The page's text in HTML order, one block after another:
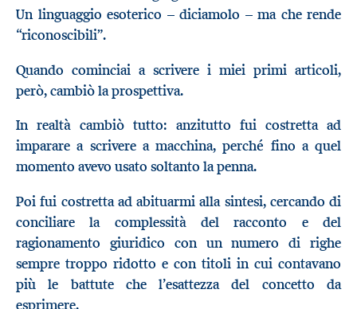
Un linguaggio esoterico – diciamolo –ma che rende
“riconoscibili”.
Quando cominciai a scrivere i miei primi articoli,
però, cambiò la prospettiva.
In realtà cambiò tutto: anzitutto fui costretta ad
imparare a scrivere a macchina, perché fino a quel
momento avevo usato soltanto la penna.
Poi fui costretta ad abituarmi alla sintesi, cercando di
conciliare la complessità del racconto e del
ragionamento giuridico con un numero di righe
sempre troppo ridotto e con titoli in cui contavano
più le battute che l’esattezza del concetto da
esprimere.